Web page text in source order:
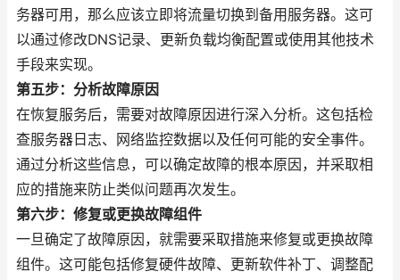
务器可用，那么应该立即将流量切换到备用服务器。这可
以通过修改DNS记录、更新负载均衡配置或使用其他技术
手段来实现。
第五步：分析故障原因
在恢复服务后，需要对故障原因进行深入分析。这包括检
查服务器日志、网络监控数据以及任何可能的安全事件。
通过分析这些信息，可以确定故障的根本原因，并采取相
应的措施来防止类似问题再次发生。
第六步：修复或更换故障组件
一旦确定了故障原因，就需要采取措施来修复或更换故障
组件。这可能包括修复硬件故障、更新软件补丁、调整配